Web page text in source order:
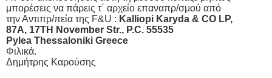
μπορέσεις να πάρεις τ΄ αρχείο επαναπρ/σμού από
την Αντιπρ/πεία της F&U : Kalliopi Karyda & CO LP,
87A, 17TH November Str., P.C. 55535
Pylea Thessaloniki Greece
Φιλικά.
Δημήτρης Καρούσης